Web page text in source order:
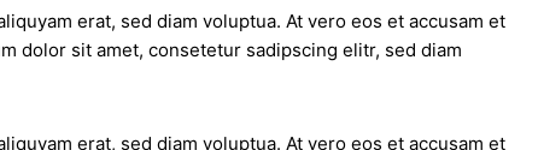
erat, sed diam voluptua. At vero eos et accusam et
dolor sit amet, consetetur sadipscing elitr, sed diam
erat, sed diam voluptua. At vero eos et accusam et